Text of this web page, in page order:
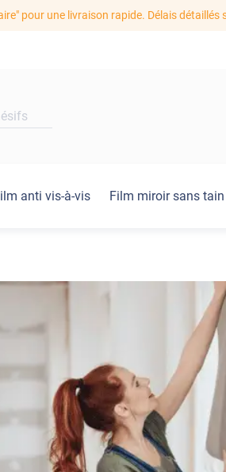
pour une livraison rapide. Délais détaillés
anti vis-à-vis Film miroir sans tain